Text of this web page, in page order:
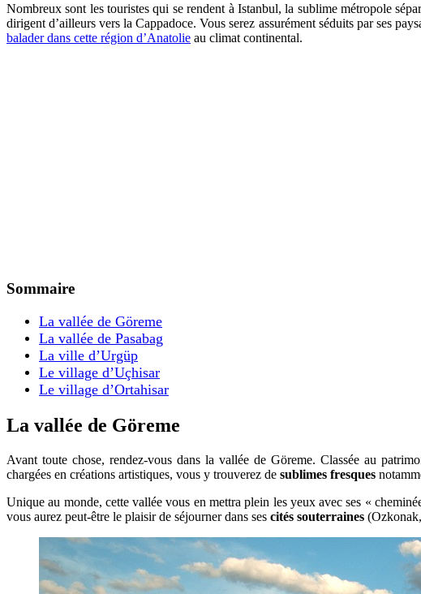
Nombreux sont les touristes qui se rendent à Istanbul, la sublime métropole
dirigent d’ailleurs vers la Cappadoce. Vous serez assurément séduits par ses
balader dans cette région d’Anatolie au climat continental.
Sommaire
La vallée de Göreme
La vallée de Pasabag
La ville d’Urgüp
Le village d’Uçhisar
Le village d’Ortahisar
La vallée de Göreme
Avant toute chose, rendez-vous dans la vallée de Göreme. Classée au
chargées en créations artistiques, vous y trouverez de sublimes fresques
Unique au monde, cette vallée vous en mettra plein les yeux avec ses «
vous aurez peut-être le plaisir de séjourner dans ses cités souterraines